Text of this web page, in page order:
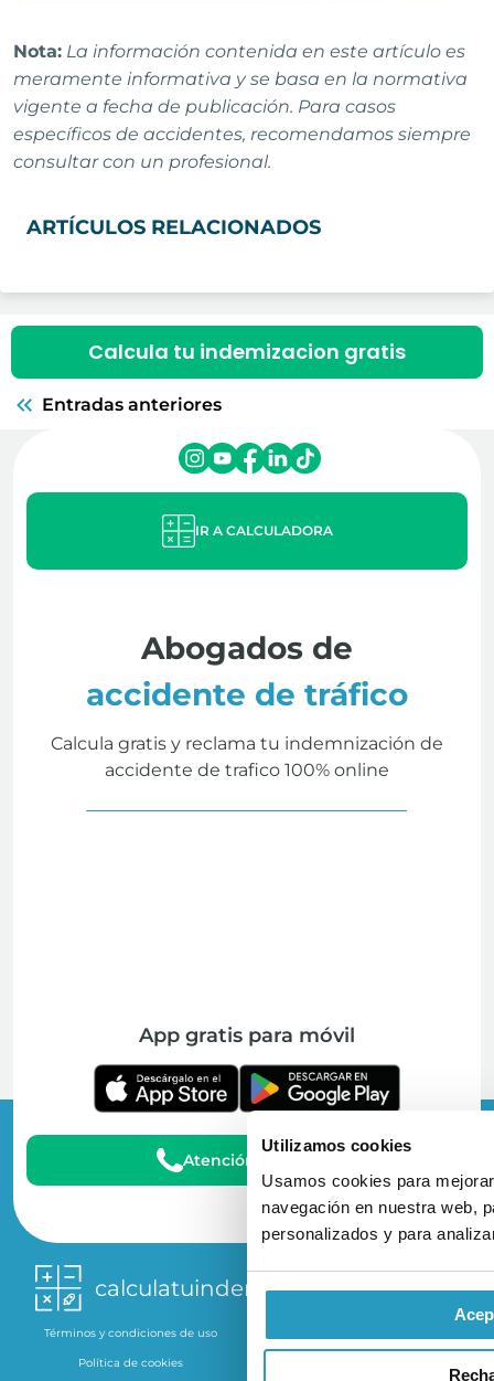
Utilizamos cookies
Usamos cookies para
navegación en nuestra web,
personalizados y para
Nota: La información contenida en este artículo es
meramente informativa y se basa en la normativa
vigente a fecha de publicación. Para casos
específicos de accidentes, recomendamos siempre
consultar con un profesional.
ARTÍCULOS RELACIONADOS
Calcula tu indemizacion gratis
Entradas anteriores
IR A CALCULADORA
Abogados de
accidente de tráfico
Calcula gratis y reclama tu indemnización de
accidente de trafico 100% online
App gratis para móvil
Atención al Cliente
calculatuindemnizacion.es
Términos y condiciones de uso
Política de cookies